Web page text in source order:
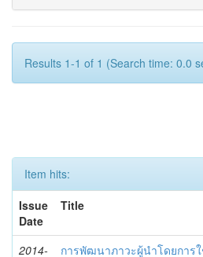
Results 1-1 of 1 (Search time: 0.0
Item hits:
Issue
Date
Title
2014-
การพัฒนาภาวะผู้นำโดยการ